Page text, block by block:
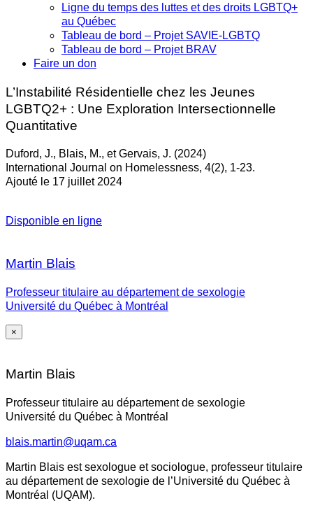
Ligne du temps des luttes et des droits LGBTQ+
au Québec
Tableau de bord – Projet SAVIE-LGBTQ
Tableau de bord – Projet BRAV
Faire un don
L’Instabilité Résidentielle chez les Jeunes
LGBTQ2+ : Une Exploration Intersectionnelle
Quantitative
Duford, J., Blais, M., et Gervais, J. (2024)
International Journal on Homelessness, 4(2), 1-23.
Ajouté le 17 juillet 2024
Disponible en ligne
Martin Blais
Professeur titulaire au département de sexologie
Université du Québec à Montréal
×
Martin Blais
Professeur titulaire au département de sexologie
Université du Québec à Montréal
blais.martin@uqam.ca
Martin Blais est sexologue et sociologue, professeur titulaire
au département de sexologie de l’Université du Québec à
Montréal (UQAM).